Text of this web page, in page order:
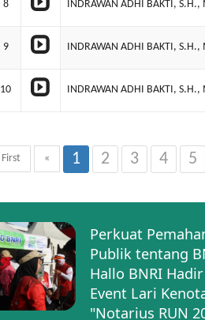
8 INDRAWAN ADHI BAKTI,
9 INDRAWAN ADHI BAKTI,
10 INDRAWAN ADHI BAKTI,
First « 1 2 3 4 5
Perkuat
Publik tentang
Hallo BNRI
Event Lari
"Notarius RUN